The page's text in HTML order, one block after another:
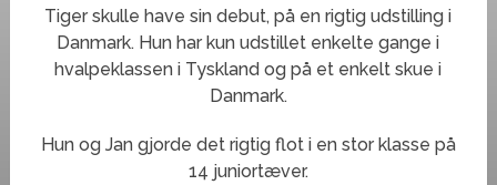
Tiger skulle have sin debut, på en rigtig udstilling i
Danmark. Hun har kun udstillet enkelte gange i
hvalpeklassen i Tyskland og på et enkelt skue i
Danmark.
Hun og Jan gjorde det rigtig flot i en stor klasse på
14 juniortæver.